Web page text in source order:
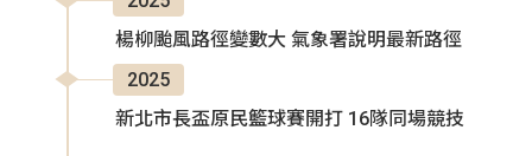
楊柳颱風路徑變數大 氣象署說明最新路徑
2025
新北市長盃原民籃球賽開打 16隊同場競技